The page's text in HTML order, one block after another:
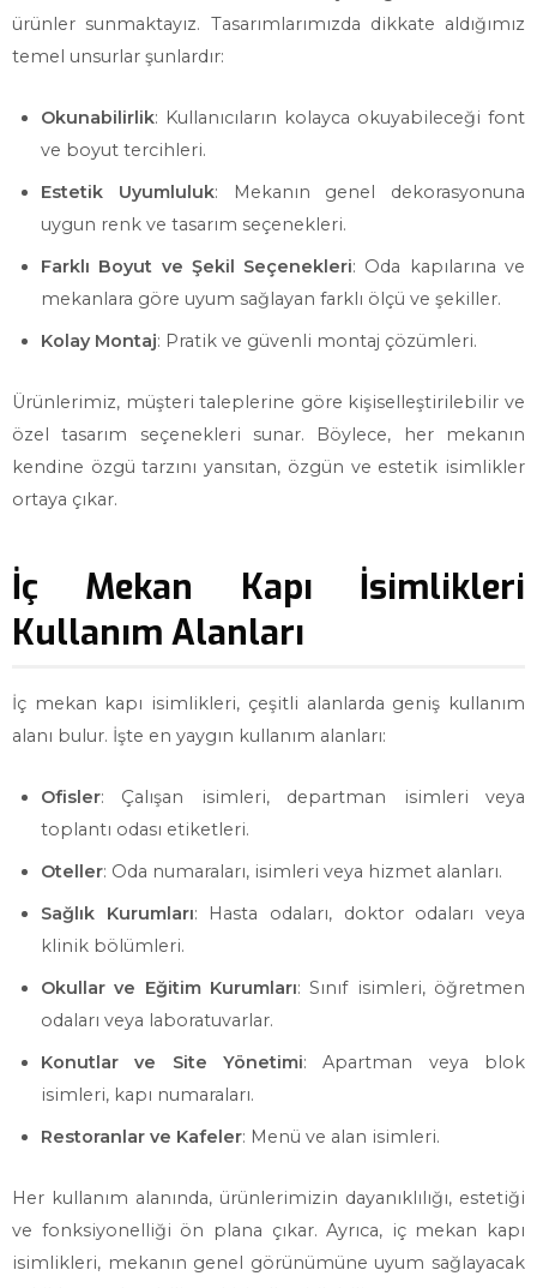
ürünler sunmaktayız. Tasarımlarımızda dikkate aldığımız
temel unsurlar şunlardır:
Okunabilirlik: Kullanıcıların kolayca okuyabileceği font
ve boyut tercihleri.
Estetik Uyumluluk: Mekanın genel dekorasyonuna
uygun renk ve tasarım seçenekleri.
Farklı Boyut ve Şekil Seçenekleri: Oda kapılarına ve
mekanlara göre uyum sağlayan farklı ölçü ve şekiller.
Kolay Montaj: Pratik ve güvenli montaj çözümleri.
Ürünlerimiz, müşteri taleplerine göre kişiselleştirilebilir ve
özel tasarım seçenekleri sunar. Böylece, her mekanın
kendine özgü tarzını yansıtan, özgün ve estetik isimlikler
ortaya çıkar.
İç Mekan Kapı İsimlikleri
Kullanım Alanları
İç mekan kapı isimlikleri, çeşitli alanlarda geniş kullanım
alanı bulur. İşte en yaygın kullanım alanları:
Ofisler: Çalışan isimleri, departman isimleri veya
toplantı odası etiketleri.
Oteller: Oda numaraları, isimleri veya hizmet alanları.
Sağlık Kurumları: Hasta odaları, doktor odaları veya
klinik bölümleri.
Okullar ve Eğitim Kurumları: Sınıf isimleri, öğretmen
odaları veya laboratuvarlar.
Konutlar ve Site Yönetimi: Apartman veya blok
isimleri, kapı numaraları.
Restoranlar ve Kafeler: Menü ve alan isimleri.
Her kullanım alanında, ürünlerimizin dayanıklılığı, estetiği
ve fonksiyonelliği ön plana çıkar. Ayrıca, iç mekan kapı
isimlikleri, mekanın genel görünümüne uyum sağlayacak